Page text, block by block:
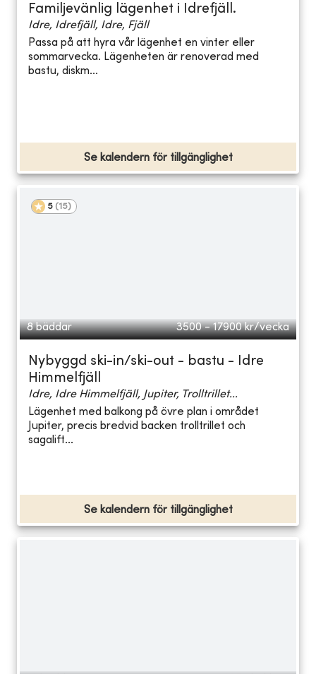
Familjevänlig lägenhet i Idrefjäll.
Idre, Idrefjäll, Idre, Fjäll
Passa på att hyra vår lägenhet en vinter eller
sommarvecka. Lägenheten är renoverad med
bastu, diskm...
Se kalendern för tillgänglighet
5 (15)
8 bäddar 3500 - 17900 kr/vecka
Nybyggd ski-in/ski-out - bastu - Idre
Himmelfjäll
Idre, Idre Himmelfjäll, Jupiter, Trolltrillet...
Lägenhet med balkong på övre plan i området
Jupiter, precis bredvid backen trolltrillet och
sagalift...
Se kalendern för tillgänglighet